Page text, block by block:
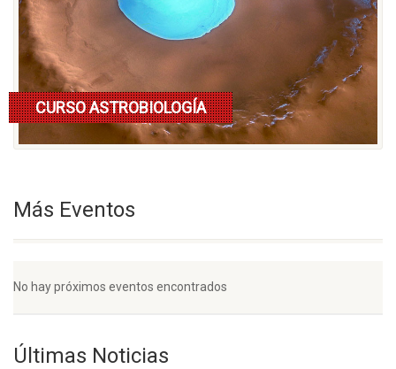
CURSO ASTROBIOLOGÍA
Lee mas
Más Eventos
No hay próximos eventos encontrados
Últimas Noticias